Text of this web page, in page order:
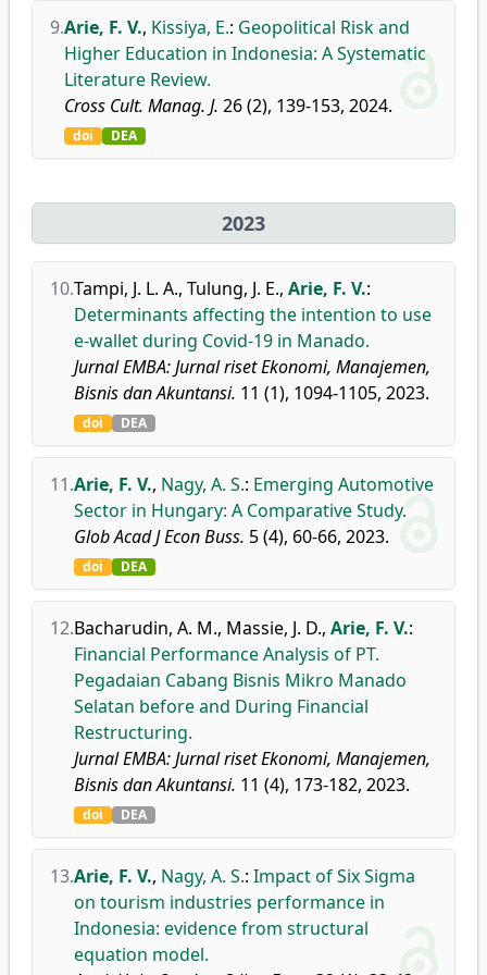
9.Arie, F. V., Kissiya, E.: Geopolitical Risk and
Higher Education in Indonesia: A Systematic
Literature Review.
Cross Cult. Manag. J. 26 (2), 139-153, 2024.
doi DEA
2023
10.Tampi, J. L. A., Tulung, J. E., Arie, F. V.:
Determinants affecting the intention to use
e-wallet during Covid-19 in Manado.
Jurnal EMBA: Jurnal riset Ekonomi, Manajemen,
Bisnis dan Akuntansi. 11 (1), 1094-1105, 2023.
doi DEA
11.Arie, F. V., Nagy, A. S.: Emerging Automotive
Sector in Hungary: A Comparative Study.
Glob Acad J Econ Buss. 5 (4), 60-66, 2023.
doi DEA
12.Bacharudin, A. M., Massie, J. D., Arie, F. V.:
Financial Performance Analysis of PT.
Pegadaian Cabang Bisnis Mikro Manado
Selatan before and During Financial
Restructuring.
Jurnal EMBA: Jurnal riset Ekonomi, Manajemen,
Bisnis dan Akuntansi. 11 (4), 173-182, 2023.
doi DEA
13.Arie, F. V., Nagy, A. S.: Impact of Six Sigma
on tourism industries performance in
Indonesia: evidence from structural
equation model.